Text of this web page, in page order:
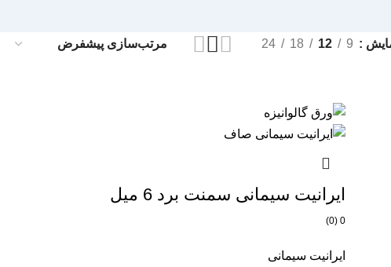
9
12
18
24
ایرانیت سیمانی سمنت برد 6 میل
0 (0)
ایرانیت سیمانی